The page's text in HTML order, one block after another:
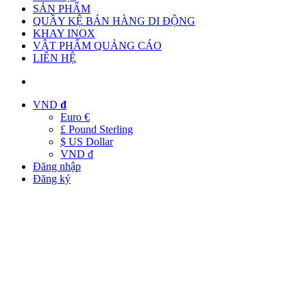
SẢN PHẨM
QUẦY KỆ BÁN HÀNG DI ĐỘNG
KHAY INOX
VẬT PHẨM QUẢNG CÁO
LIÊN HỆ
VND đ
Euro €
£ Pound Sterling
$ US Dollar
VND đ
Đăng nhập
Đăng ký